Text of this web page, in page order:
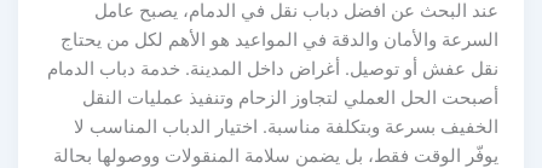
عند البحث عن افضل دباب نقل في الدمام، يصبح عامل
السرعة والأمان والدقة في المواعيد هو الأهم لكل من يحتاج
نقل عفش أو توصيل. أغراض داخل المدينة. خدمة دباب الدمام
أصبحت الحل العملي لتجاوز الزحام وتنفيذ عمليات النقل
الخفيف بسرعة وبتكلفة مناسبة. اختيار الدباب المناسب لا
يوفّر الوقت فقط، بل يضمن سلامة المنقولات ووصولها بحالة